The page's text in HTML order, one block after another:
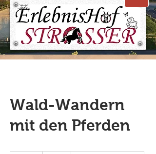
Wald-Wandern
mit den Pferden